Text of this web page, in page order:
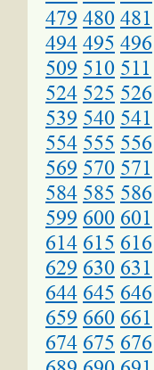
479 480 481
494 495 496
509 510 511
524 525 526
539 540 541
554 555 556
569 570 571
584 585 586
599 600 601
614 615 616
629 630 631
644 645 646
659 660 661
674 675 676